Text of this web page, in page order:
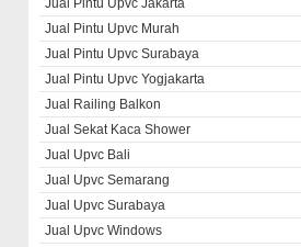
Jual Pintu Upvc Jakarta
Jual Pintu Upvc Murah
Jual Pintu Upvc Surabaya
Jual Pintu Upvc Yogjakarta
Jual Railing Balkon
Jual Sekat Kaca Shower
Jual Upvc Bali
Jual Upvc Semarang
Jual Upvc Surabaya
Jual Upvc Windows